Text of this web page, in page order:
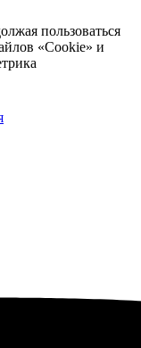
пользоваться
«Cookie» и